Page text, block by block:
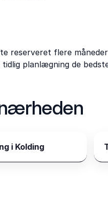
reserveret flere
planlægning de
i Kolding